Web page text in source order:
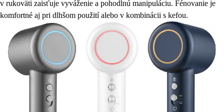
v rukoväti zaisťuje vyváženie a pohodlnú manipuláciu. Fénovanie je
komfortné aj pri dlhšom použití alebo v kombinácii s kefou.